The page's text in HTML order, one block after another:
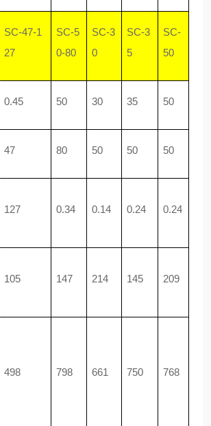
SC-47-1
27
SC-5
0-80
SC-3
0
SC-3
5
SC-
50
0.45 50 30 35 50
47 80 50 50 50
127 0.34 0.14 0.24 0.24
105 147 214 145 209
498 798 661 750 768